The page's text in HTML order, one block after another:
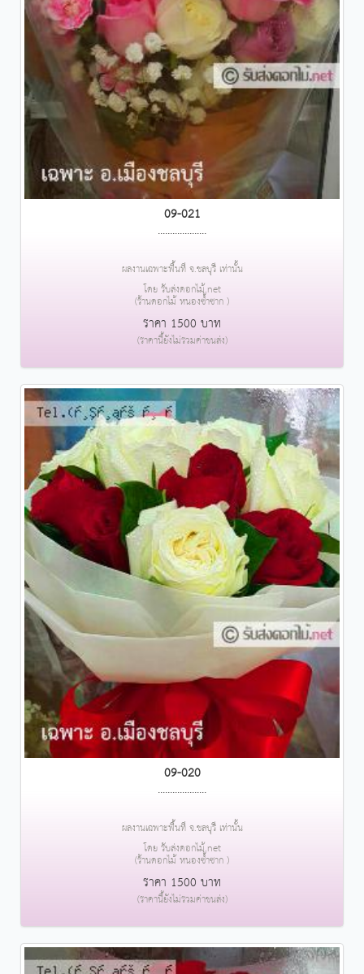
09-021
....................
ผลงานเฉพาะพื้นที่ จ.ชลบุรี เท่านั้น
โดย รับส่งดอกไม้.net
(ร้านดอกไม้ หนองซ้ำซาก )
ราคา 1500 บาท
(ราคานี้ยังไม่รวมค่าขนส่ง)
09-020
....................
ผลงานเฉพาะพื้นที่ จ.ชลบุรี เท่านั้น
โดย รับส่งดอกไม้.net
(ร้านดอกไม้ หนองซ้ำซาก )
ราคา 1500 บาท
(ราคานี้ยังไม่รวมค่าขนส่ง)